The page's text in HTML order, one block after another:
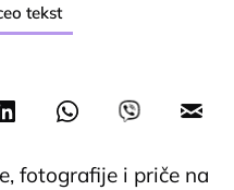
tekst
fotografije i priče na